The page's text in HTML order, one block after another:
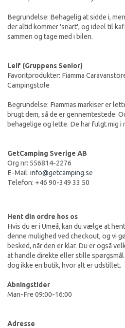
Begrundelse: Behagelig at sidde i,
der altid kommer 'snart', og ideel til
sammen og tage med i bilen.
Leif (Gruppens Senior)
Favoritprodukter: Fiamma
Campingstole
Begrundelse: Fiammas markiser er
brugt dem, så de er gennemtestede.
behagelige og lette. De har fulgt mig i
GetCamping Sverige AB
Org nr: 556814-2276
E-Mail: info@getcamping.se
Telefon: +46 90-349 33 50
Hent din ordre hos os
Hvis du er i Umeå, kan du vælge at
denne mulighed ved checkout, og vi
besked, når den er klar. Du er også
at handle direkte eller stille
dog ikke en butik, hvor alt er udstillet.
Åbningstider
Man-Fre 09:00-16:00
Adresse